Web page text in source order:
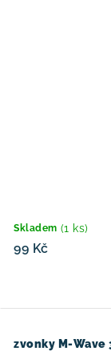
Skladem (1 ks)
99 Kč
zvonky M-Wave